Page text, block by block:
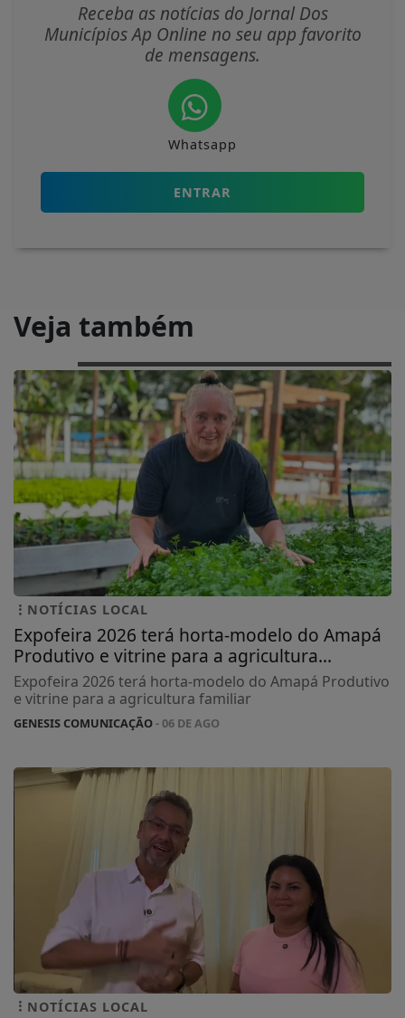
Receba as notícias do Jornal Dos
Municípios Ap Online no seu app favorito
de mensagens.
Whatsapp
ENTRAR
Veja também
NOTÍCIAS LOCAL
Expofeira 2026 terá horta-modelo do Amapá
Produtivo e vitrine para a agricultura...
Expofeira 2026 terá horta-modelo do Amapá Produtivo
e vitrine para a agricultura familiar
GENESIS COMUNICAÇÃO- 06 DE AGO
NOTÍCIAS LOCAL